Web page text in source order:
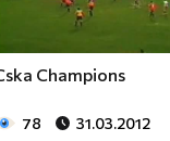
Champions
78 31.03.2012